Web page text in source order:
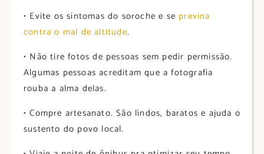
• Evite os sintomas do soroche e se previna
contra o mal de altitude.
• Não tire fotos de pessoas sem pedir permissão.
Algumas pessoas acreditam que a fotografia
rouba a alma delas.
• Compre artesanato. São lindos, baratos e ajuda o
sustento do povo local.